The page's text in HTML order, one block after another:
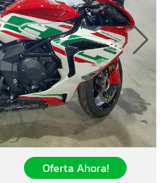
Oferta Ahora!